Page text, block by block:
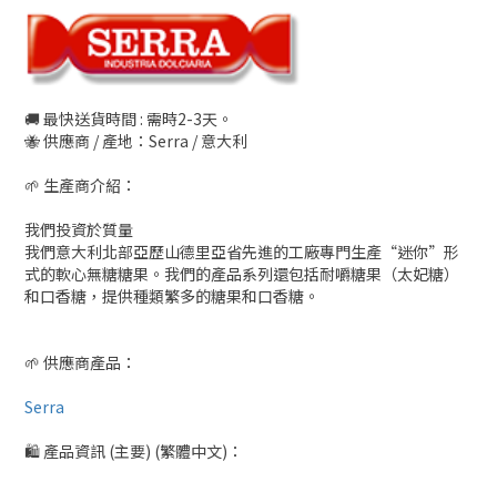
🚚 最快送貨時間 : 需時2-3天。
🐝 供應商 / 產地：Serra / 意大利
🌱 生產商介紹：
我們投資於質量
我們意大利北部亞歷山德里亞省先進的工廠專門生產“迷你”形
式的軟心無糖糖果。我們的產品系列還包括耐嚼糖果（太妃糖）
和口香糖，提供種類繁多的糖果和口香糖。
🌱 供應商產品：
Serra
🛍 產品資訊 (主要) (繁體中文)：